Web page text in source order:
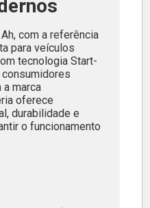
com a referência
para veículos
tecnologia Start-
marca
oferece
durabilidade e
o funcionamento